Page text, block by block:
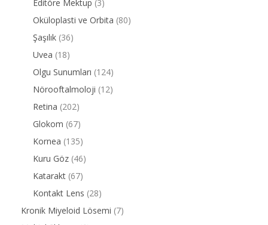
Editöre Mektup (3)
Oküloplasti ve Orbita (80)
Şaşılık (36)
Uvea (18)
Olgu Sunumları (124)
Nörooftalmoloji (12)
Retina (202)
Glokom (67)
Kornea (135)
Kuru Göz (46)
Katarakt (67)
Kontakt Lens (28)
Kronik Miyeloid Lösemi (7)